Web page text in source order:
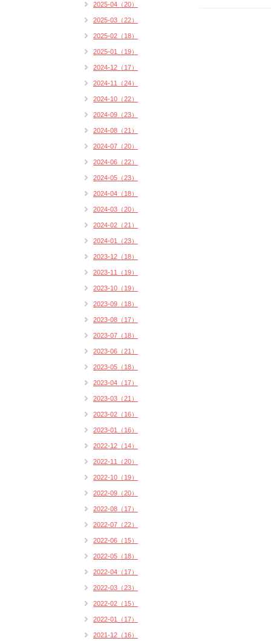
2025-04（20）
2025-03（22）
2025-02（18）
2025-01（19）
2024-12（17）
2024-11（24）
2024-10（22）
2024-09（23）
2024-08（21）
2024-07（20）
2024-06（22）
2024-05（23）
2024-04（18）
2024-03（20）
2024-02（21）
2024-01（23）
2023-12（18）
2023-11（19）
2023-10（19）
2023-09（18）
2023-08（17）
2023-07（18）
2023-06（21）
2023-05（18）
2023-04（17）
2023-03（21）
2023-02（16）
2023-01（16）
2022-12（14）
2022-11（20）
2022-10（19）
2022-09（20）
2022-08（17）
2022-07（22）
2022-06（15）
2022-05（18）
2022-04（17）
2022-03（23）
2022-02（15）
2022-01（17）
2021-12（16）